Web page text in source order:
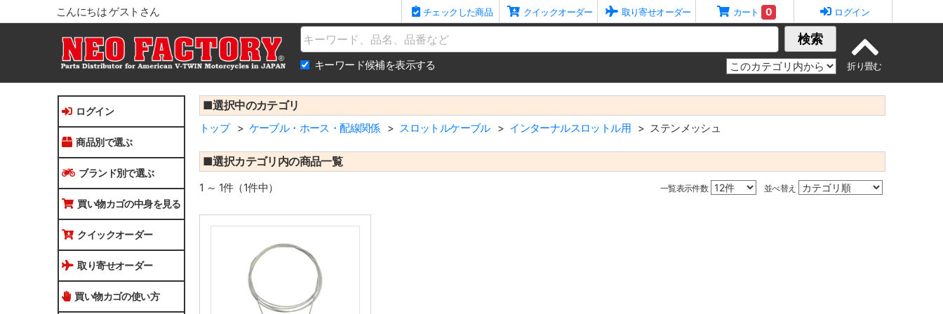
こんにちは ゲストさん チェックした商品 クイックオーダー 取り寄せオーダー カート 0 ログイン
Name 検索
キーワード候補を表示する
ログイン
商品別で選ぶ
ブランド別で選ぶ
買い物カゴの中身を見る
クイックオーダー
取り寄せオーダー
買い物カゴの使い方
■選択中のカテゴリ
トップ ケーブル・ホース・配線関係 スロットルケーブル インターナルスロットル用 ステンメッシュ
■選択カテゴリ内の商品一覧
一覧表示件数 並べ替え
1 ～ 1件（1件中）